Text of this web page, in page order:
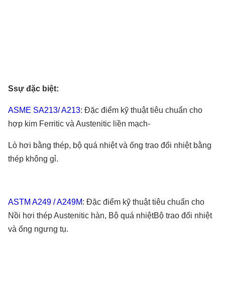
Ssự đặc biệt:
ASME SA213/ A213: Đặc điểm kỹ thuật tiêu chuẩn cho
hợp kim Ferritic và Austenitic liền mạch-
Lò hơi bằng thép, bộ quá nhiệt và ống trao đổi nhiệt bằng
thép không gỉ.
ASTM A249 / A249M: Đặc điểm kỹ thuật tiêu chuẩn cho
Nồi hơi thép Austenitic hàn, Bộ quá nhiệtBộ trao đổi nhiệt
và ống ngưng tụ.